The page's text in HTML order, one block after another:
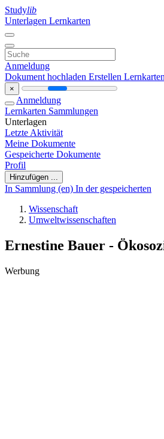
Studylib
Unterlagen Lernkarten
Anmeldung
Dokument hochladen Erstellen Lernkarten
×
Anmeldung
Lernkarten Sammlungen
Unterlagen
Letzte Aktivität
Meine Dokumente
Gespeicherte Dokumente
Profil
Hinzufügen ...
In Sammlung (en) In der gespeicherten
Wissenschaft
Umweltwissenschaften
Ernestine Bauer -
Werbung